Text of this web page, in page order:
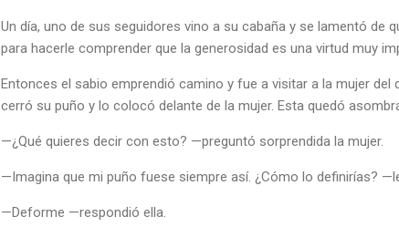
Un día, uno de sus seguidores vino a su cabaña y se lamentó de
para hacerle comprender que la generosidad es una virtud muy
Entonces el sabio emprendió camino y fue a visitar a la mujer del
cerró su puño y lo colocó delante de la mujer. Esta quedó
—¿Qué quieres decir con esto? —preguntó sorprendida la mujer.
—Imagina que mi puño fuese siempre así. ¿Cómo lo definirías?
—Deforme —respondió ella.